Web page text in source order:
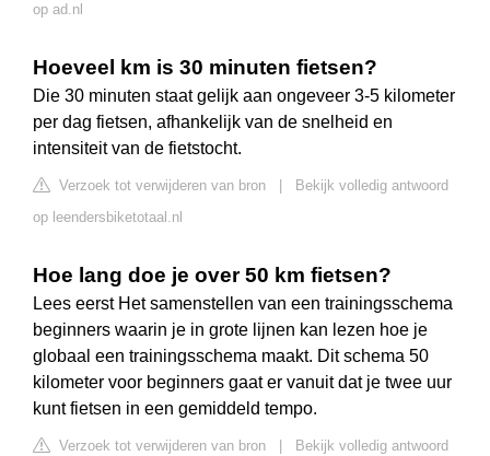
op ad.nl
Hoeveel km is 30 minuten fietsen?
Die 30 minuten staat gelijk aan ongeveer 3-5 kilometer
per dag fietsen, afhankelijk van de snelheid en
intensiteit van de fietstocht.
Verzoek tot verwijderen van bron
Bekijk volledig antwoord
op leendersbiketotaal.nl
Hoe lang doe je over 50 km fietsen?
Lees eerst Het samenstellen van een trainingsschema
beginners waarin je in grote lijnen kan lezen hoe je
globaal een trainingsschema maakt. Dit schema 50
kilometer voor beginners gaat er vanuit dat je twee uur
kunt fietsen in een gemiddeld tempo.
Verzoek tot verwijderen van bron
Bekijk volledig antwoord